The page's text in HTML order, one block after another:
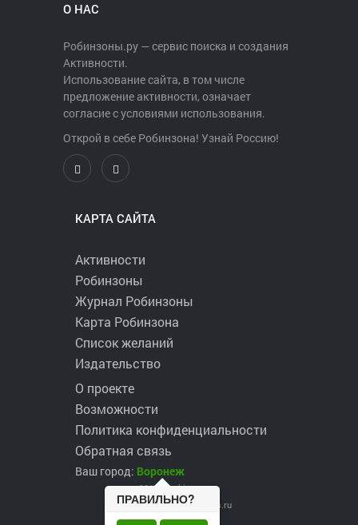
О НАС
Робинзоны.ру — сервис поиска и создания
Активности.
Использование сайта, в том числе
предложение активности, означает
согласие с условиями использования.
Открой в себе Робинзона! Узнай Россию!
КАРТА САЙТА
Активности
Робинзоны
Журнал Робинзоны
Карта Робинзона
Список желаний
Издательство
О проекте
Возможности
Политика конфиденциальности
Обратная связь
Ваш город: Воронеж
ПРАВИЛЬНО?
2017 ©robinzons.ru
robinzons@robinzons.ru